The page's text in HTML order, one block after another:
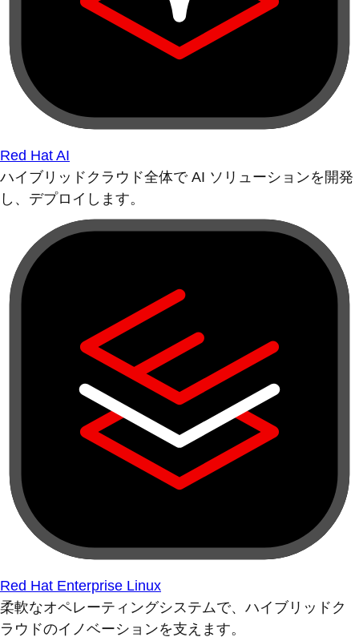
Red Hat AI
ハイブリッドクラウド全体で AI ソリューションを開発
し、デプロイします。
Red Hat Enterprise Linux
柔軟なオペレーティングシステムで、ハイブリッドク
ラウドのイノベーションを支えます。